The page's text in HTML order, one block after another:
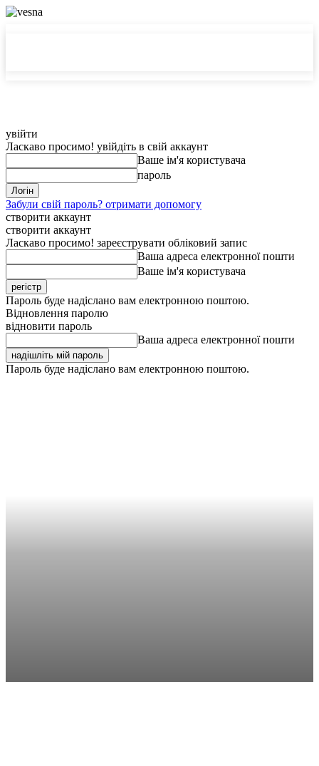
увійти
Ласкаво просимо! увійдіть в свій аккаунт
Ваше ім'я користувача
пароль
Забули свій пароль? отримати допомогу
створити аккаунт
створити аккаунт
Ласкаво просимо! зареєструвати обліковий запис
Ваша адреса електронної пошти
Ваше ім'я користувача
Пароль буде надіслано вам електронною поштою.
Відновлення паролю
відновити пароль
Ваша адреса електронної пошти
Пароль буде надіслано вам електронною поштою.